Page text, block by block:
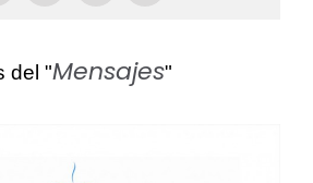
del "Mensajes"